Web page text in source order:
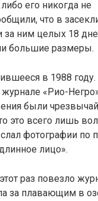
его никогда не
что в
ним целых 18
большие размеры.
в 1988
«Рио-
были
это всего лишь
фотографии по
лицо».
раз повезло
за плавающим в